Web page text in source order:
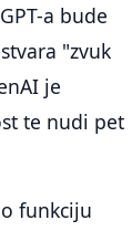
a bude
"zvuk
je
te nudi pet
funkciju